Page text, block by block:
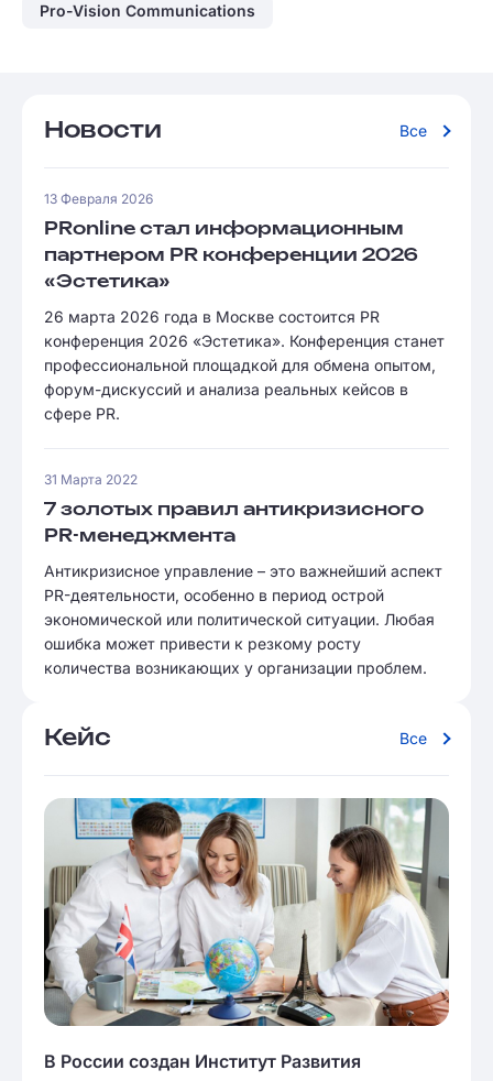
Pro-Vision Communications
Новости Все
13 Февраля 2026
PRonline стал информационным
партнером PR конференции 2026
«Эстетика»
26 марта 2026 года в Москве состоится PR
конференция 2026 «Эстетика». Конференция станет
профессиональной площадкой для обмена опытом,
форум-дискуссий и анализа реальных кейсов в
сфере PR.
31 Марта 2022
7 золотых правил антикризисного
PR-менеджмента
Антикризисное управление – это важнейший аспект
PR-деятельности, особенно в период острой
экономической или политической ситуации. Любая
ошибка может привести к резкому росту
количества возникающих у организации проблем.
Кейс Все
В России создан Институт Развития